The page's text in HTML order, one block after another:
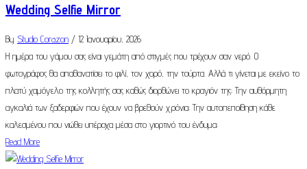
Wedding Selfie Mirror
By Studio Corazon / 12 Ιανουαρίου, 2026
Η ημέρα του γάμου σας είναι γεμάτη από στιγμές που τρέχουν σαν νερό. Ο
φωτογράφος θα απαθανατίσει το φιλί, τον χορό, την τούρτα. Αλλά τι γίνεται με εκείνο το
πλατύ χαμόγελο της κολλητής σας καθώς διορθώνει το κραγιόν της; Την αυθόρμητη
αγκαλιά των ξαδερφιών που έχουν να βρεθούν χρόνια; Την αυτοπεποίθηση κάθε
καλεσμένου που νιώθει υπέροχα μέσα στο γιορτινό του ένδυμα;
Read More